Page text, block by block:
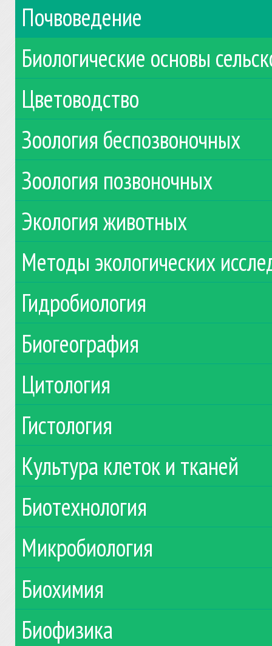
Почвоведение
Биологические основы
Цветоводство
Зоология беспозвоночных
Зоология позвоночных
Экология животных
Методы экологических
Гидробиология
Биогеография
Цитология
Гистология
Культура клеток и тканей
Биотехнология
Микробиология
Биохимия
Биофизика